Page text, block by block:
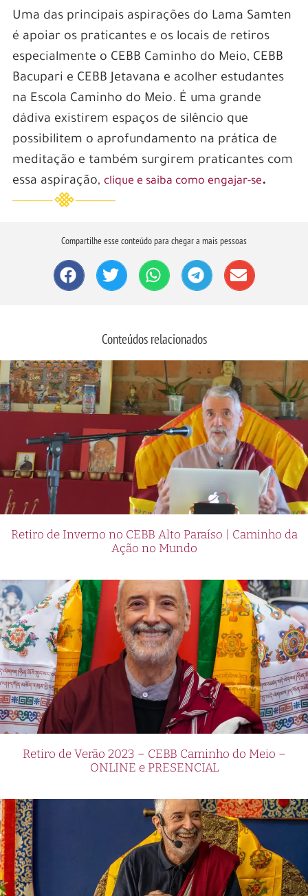
Uma das principais aspirações do Lama Samten
é apoiar os praticantes e os locais de retiros
especialmente o CEBB Caminho do Meio, CEBB
Bacupari e CEBB Jetavana e acolher estudantes
na Escola Caminho do Meio. É uma grande
dádiva existirem espaços de silêncio que
possibilitem o aprofundamento na prática de
meditação e também surgirem praticantes com
essa aspiração, clique e saiba como engajar-se.
Compartilhe esse conteúdo para chegar a mais pessoas
Conteúdos relacionados
Retiro de Inverno no CEBB Alto Paraíso | Caminho da
Ação no Mundo
Retiro de Verão 2023 – CEBB Caminho do Meio –
ONLINE e PRESENCIAL